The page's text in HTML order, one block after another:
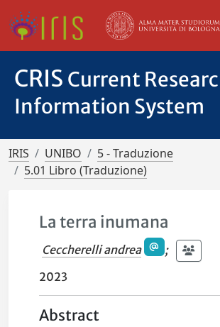
CRIS Current
Information System
IRIS UNIBO
5 - Traduzione
5.01 Libro (Traduzione)
La terra inumana
Ceccherelli andrea
;
2023
Abstract